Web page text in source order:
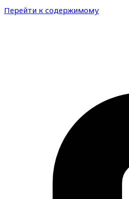
Перейти к содержимому